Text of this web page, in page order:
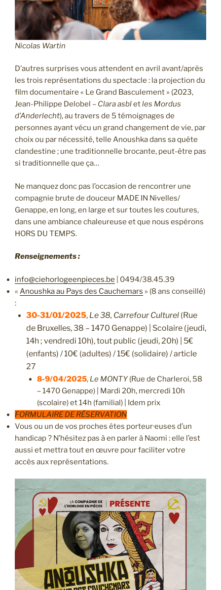
Nicolas Wartin
D’autres surprises vous attendent en avril avant/après
les trois représentations du spectacle : la projection du
film documentaire « Le Grand Basculement » (2023,
Jean-Philippe Delobel – Clara asbletles Mordus
d’Anderlecht), au travers de 5 témoignages de
personnes ayant vécu un grand changement de vie, par
choix ou par nécessité, telle Anoushka dans sa quête
clandestine ; une traditionnelle brocante, peut-être pas
si traditionnelle que ça…
Ne manquez donc pas l’occasion de rencontrer une
compagnie brute de douceur MADE IN Nivelles/
Genappe, en long, en large et sur toutes les coutures,
dans une ambiance chaleureuse et que nous espérons
HORS DU TEMPS.
Renseignements :
info@ciehorlogeenpieces.be | 0494/38.45.39
« Anoushka au Pays des Cauchemars » (8 ans conseillé)
:
30-31/01/2025, Le 38, Carrefour Culturel(Rue
de Bruxelles, 38 – 1470 Genappe) | Scolaire (jeudi,
14h ; vendredi 10h), tout public (jeudi, 20h) | 5€
(enfants) / 10€ (adultes) / 15€ (solidaire) / article
27
8-9/04/2025, Le MONTY(Rue de Charleroi, 58
– 1470 Genappe) | Mardi 20h, mercredi 10h
(scolaire) et 14h (familial) | Idem prix
FORMULAIRE DE RÉSERVATION
Vous ou un de vos proches êtes porteur·euses d’un
handicap ? N’hésitez pas à en parler à Naomi : elle l’est
aussi et mettra tout en œuvre pour faciliter votre
accès aux représentations.